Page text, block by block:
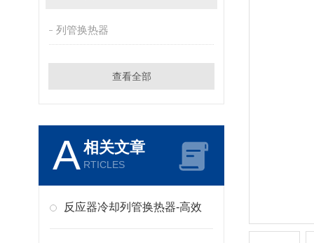
列管换热器
查看全部
A相关文章
RTICLES
反应器冷却列管换热器-高效